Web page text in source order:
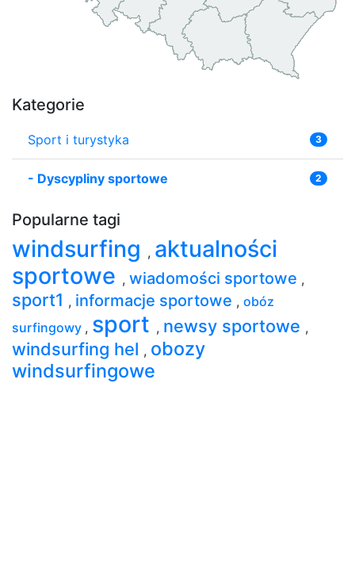
Kategorie
Sport i turystyka 3
- Dyscypliny sportowe 2
Popularne tagi
windsurfing , aktualności
sportowe , wiadomości sportowe ,
sport1 , informacje sportowe , obóz
surfingowy , sport , newsy sportowe ,
windsurfing hel , obozy
windsurfingowe